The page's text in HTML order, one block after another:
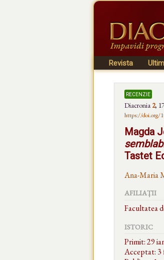
Revista
recenzie
Diacronia 2,
https://doi.org/
Magda
Tastet
Ana-Maria
AFILIAȚII
Facultatea
ISTORIC
Primit: 29
Acceptat: 3